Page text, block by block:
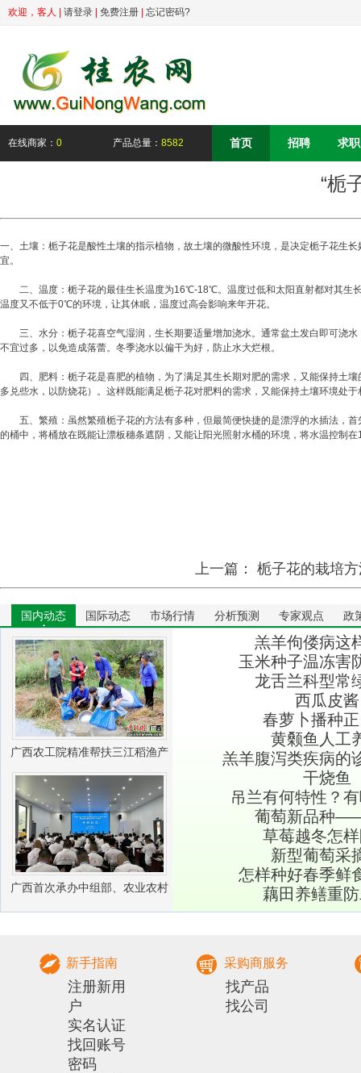
欢迎， 客人 请登录 免费注册 忘记密码?
在线商家： 0 产品总量： 8582 首页 招聘 求职
“栀
一、土壤：栀子花是酸性土壤的指示植物，故土壤的微酸性环境，是决定栀子花生
宜。
二、温度：栀子花的最佳生长温度为16℃-18℃。温度过低和太阳直射都对其生长
温度又不低于0℃的环境，让其休眠，温度过高会影响来年开花。
三、水分：栀子花喜空气湿润，生长期要适量增加浇水。通常盆土发白即可浇水
不宜过多，以免造成落蕾。冬季浇水以偏干为好，防止水大烂根。
四、肥料：栀子花是喜肥的植物，为了满足其生长期对肥的需求，又能保持土壤
多兑些水，以防烧花）。这样既能满足栀子花对肥料的需求，又能保持土壤环境处
五、繁殖：虽然繁殖栀子花的方法有多种，但最简便快捷的是漂浮的水插法，首
的桶中，将桶放在既能让漂板穗条遮阴，又能让阳光照射水桶的环境，将水温控
上一篇： 栀子花的栽培
国内动态 国际动态 市场行情 分析预测 专家观点 政
广西农工院精准帮扶三江稻渔产
业振兴
广西首次承办中组部、农业农村
部农村实用人才 带头人培训兽医
羔羊佝偻病这
玉米种子温冻害
龙舌兰科型常
西瓜皮酱
春萝卜播种
黄颡鱼人工
羔羊腹泻类疾病的
干烧鱼
吊兰有何特性？
葡萄新品种
草莓越冬怎
新型葡萄采
怎样种好春季鲜
藕田养鳝重
新手指南
注册新用
户
实名认证
找回账号
密码
采购商服务
找产品
找公司